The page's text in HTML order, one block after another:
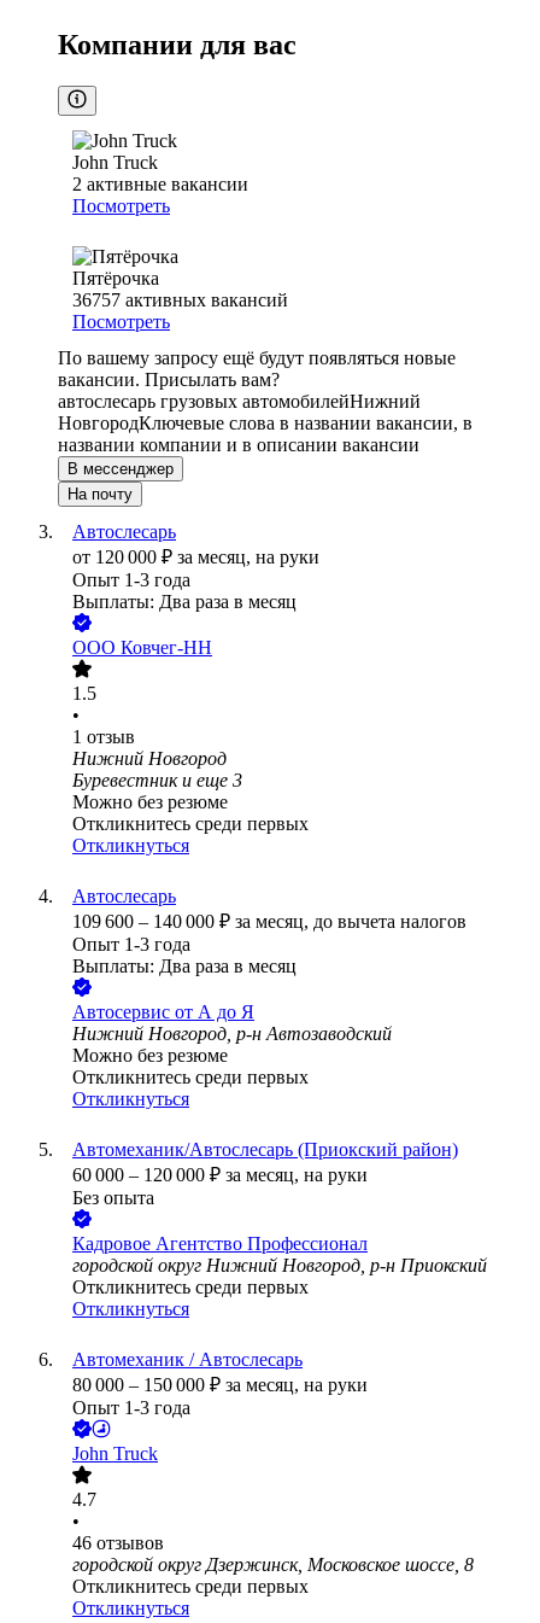
Компании для вас
John Truck
2 активные вакансии
Посмотреть
Пятёрочка
36757 активных вакансий
Посмотреть
По вашему запросу ещё будут появляться новые
вакансии. Присылать вам?
автослесарь грузовых автомобилейНижний
НовгородКлючевые слова в названии вакансии, в
названии компании и в описании вакансии
В мессенджер
На почту
Автослесарь
от 120 000 ₽ за месяц, на руки
Опыт 1-3 года
Выплаты: Два раза в месяц
ООО Ковчег-НН
1.5
•
1 отзыв
Нижний Новгород
Буревестник и еще 3
Можно без резюме
Откликнитесь среди первых
Откликнуться
Автослесарь
109 600 – 140 000 ₽ за месяц, до вычета налогов
Опыт 1-3 года
Выплаты: Два раза в месяц
Автосервис от А до Я
Нижний Новгород, р-н Автозаводский
Можно без резюме
Откликнитесь среди первых
Откликнуться
Автомеханик/Автослесарь (Приокский район)
60 000 – 120 000 ₽ за месяц, на руки
Без опыта
Кадровое Агентство Профессионал
городской округ Нижний Новгород, р-н Приокский
Откликнитесь среди первых
Откликнуться
Автомеханик / Автослесарь
80 000 – 150 000 ₽ за месяц, на руки
Опыт 1-3 года
John Truck
4.7
•
46 отзывов
городской округ Дзержинск, Московское шоссе, 8
Откликнитесь среди первых
Откликнуться